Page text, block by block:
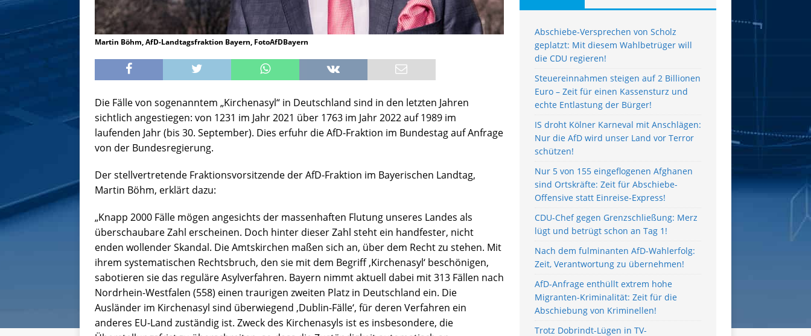
Martin Böhm, AfD-Landtagsfraktion Bayern, FotoAfDBayern
Die Fälle von sogenanntem „Kirchenasyl“ in Deutschland sind in den letzten Jahren
sichtlich angestiegen: von 1231 im Jahr 2021 über 1763 im Jahr 2022 auf 1989 im
laufenden Jahr (bis 30. September). Dies erfuhr die AfD-Fraktion im Bundestag auf Anfrage
von der Bundesregierung.
Der stellvertretende Fraktionsvorsitzende der AfD-Fraktion im Bayerischen Landtag,
Martin Böhm, erklärt dazu:
„Knapp 2000 Fälle mögen angesichts der massenhaften Flutung unseres Landes als
überschaubare Zahl erscheinen. Doch hinter dieser Zahl steht ein handfester, nicht
enden wollender Skandal. Die Amtskirchen maßen sich an, über dem Recht zu stehen. Mit
ihrem systematischen Rechtsbruch, den sie mit dem Begriff ‚Kirchenasyl‘ beschönigen,
sabotieren sie das reguläre Asylverfahren. Bayern nimmt aktuell dabei mit 313 Fällen nach
Nordrhein-Westfalen (558) einen traurigen zweiten Platz in Deutschland ein. Die
Ausländer im Kirchenasyl sind überwiegend ‚Dublin-Fälle‘, für deren Verfahren ein
anderes EU-Land zuständig ist. Zweck des Kirchenasyls ist es insbesondere, die
Abschiebe-Versprechen von Scholz
geplatzt: Mit diesem Wahlbetrüger will
die CDU regieren!
Steuereinnahmen steigen auf 2 Billionen
Euro – Zeit für einen Kassensturz und
echte Entlastung der Bürger!
IS droht Kölner Karneval mit Anschlägen:
Nur die AfD wird unser Land vor Terror
schützen!
Nur 5 von 155 eingeflogenen Afghanen
sind Ortskräfte: Zeit für Abschiebe-
Offensive statt Einreise-Express!
CDU-Chef gegen Grenzschließung: Merz
lügt und betrügt schon an Tag 1!
Nach dem fulminanten AfD-Wahlerfolg:
Zeit, Verantwortung zu übernehmen!
AfD-Anfrage enthüllt extrem hohe
Migranten-Kriminalität: Zeit für die
Abschiebung von Kriminellen!
Trotz Dobrindt-Lügen in TV-